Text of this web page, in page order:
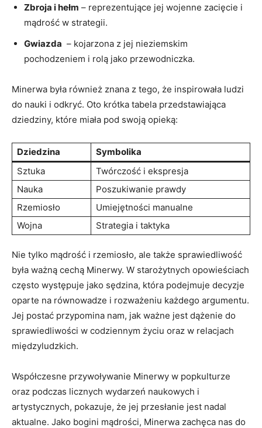
Zbroja i hełm – reprezentujące jej wojenne zacięcie i
mądrość w strategii.
Gwiazda ​ – kojarzona z jej nieziemskim
pochodzeniem i rolą jako przewodniczka.
Minerwa była również znana​ z tego, ⁤że inspirowała ludzi
⁢do nauki i odkryć. Oto ​krótka tabela⁤ przedstawiająca
dziedziny, które miała pod swoją opieką:
Dziedzina
Symbolika
Sztuka
Twórczość i ekspresja
Nauka
Poszukiwanie⁣ prawdy
Rzemiosło
Umiejętności manualne
Wojna
Strategia ⁣i ​taktyka
Nie tylko mądrość i rzemiosło, ale także sprawiedliwość
była ważną⁢ cechą Minerwy. W starożytnych opowieściach
często⁣ występuje jako​ sędzina, która podejmuje decyzje
oparte na równowadze i rozważeniu każdego argumentu.
Jej postać​ przypomina nam,⁤ jak ważne⁢ jest dążenie do
‌sprawiedliwości w codziennym życiu oraz⁢ w relacjach
międzyludzkich.
Współczesne przywoływanie Minerwy w popkulturze
oraz podczas licznych wydarzeń naukowych i
⁤artystycznych,⁣ pokazuje, że jej przesłanie jest ‌nadal
‍aktualne. ‌Jako bogini mądrości, Minerwa zachęca nas do